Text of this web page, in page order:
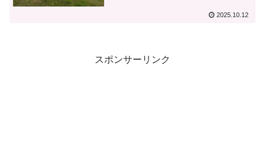
2025.10.12
スポンサーリンク